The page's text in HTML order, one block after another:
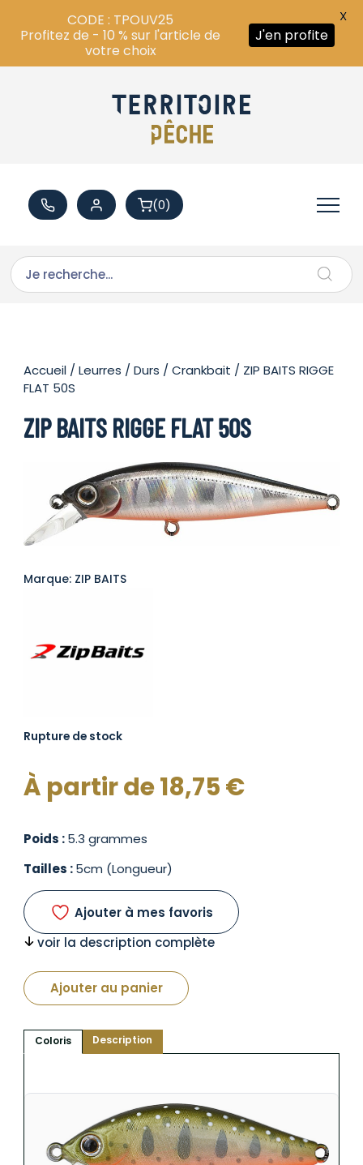
(0)
Accueil /Leurres /Durs /Crankbait / ZIP BAITS RIGGE
FLAT 50S
ZIP BAITS RIGGE FLAT 50S
Marque: ZIP BAITS
Rupture de stock
À partir de18,75€
Poids :5.3 grammes
Tailles :5cm (Longueur)
Ajouter à mes favoris
voir la description complète
Ajouter au panier
Coloris Description
CODE : TPOUV25
Profitez de - 10 % sur l'article de
votre choix
J'en profite
X